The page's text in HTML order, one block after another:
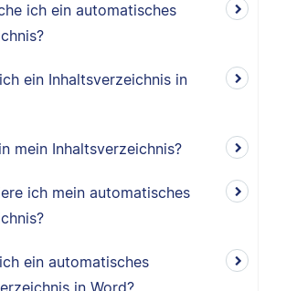
ich ein automatisches
ein Inhaltsverzeichnis in
mein Inhaltsverzeichnis?
ich mein automatisches
ein automatisches
in Word?